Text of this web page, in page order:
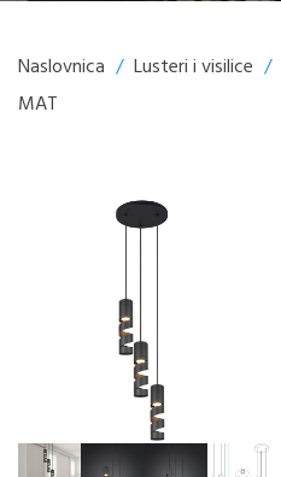
Naslovnica / Lusteri i visilice /
MAT